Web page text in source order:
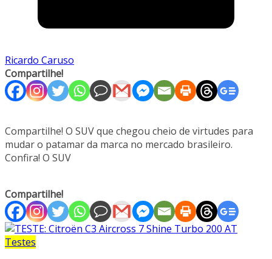
Ricardo Caruso
Compartilhe!
Compartilhe! O SUV que chegou cheio de virtudes para
mudar o patamar da marca no mercado brasileiro.
Confira! O SUV
Compartilhe!
Testes